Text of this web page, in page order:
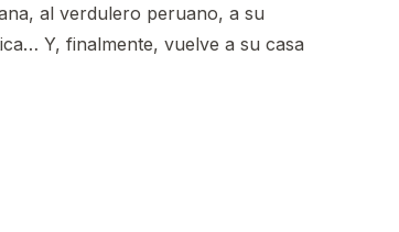
al verdulero peruano, a su
Y, finalmente, vuelve a su casa